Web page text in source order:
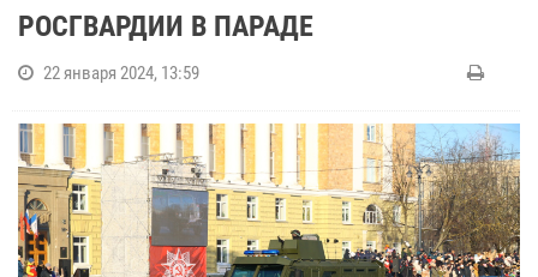
РОСГВАРДИИ В ПАРАДЕ
22 января 2024, 13:59